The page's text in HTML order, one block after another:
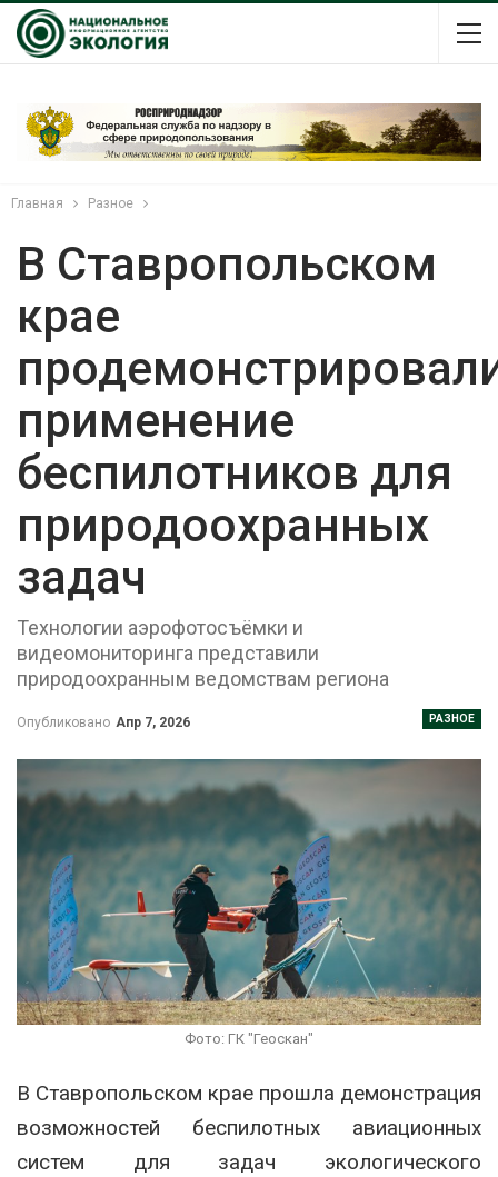
Главная Разное
В Ставропольском
крае
применение
беспилотников для
природоохранных
задач
Технологии аэрофотосъёмки и
видеомониторинга представили
природоохранным ведомствам региона
РАЗНОЕ
Опубликовано Апр 7, 2026
Фото: ГК "Геоскан"
В Ставропольском крае прошла демонстрация
возможностей беспилотных авиационных
систем для задач экологического